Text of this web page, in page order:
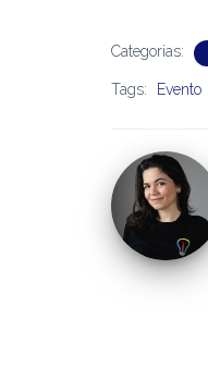
Categorias:
Tags: Evento